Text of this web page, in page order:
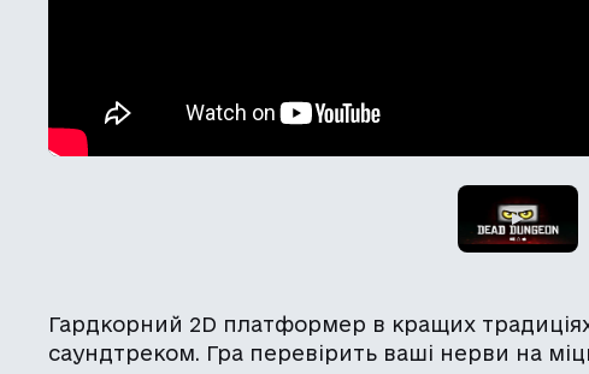
Гардкорний 2D платформер в кращих
саундтреком. Гра перевірить ваші нерви на